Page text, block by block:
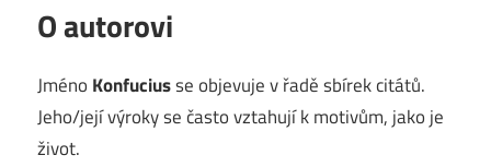
O autorovi
Jméno Konfuciusse objevuje v řadě sbírek citátů.
Jeho/její výroky se často vztahují k motivům, jako je
život.